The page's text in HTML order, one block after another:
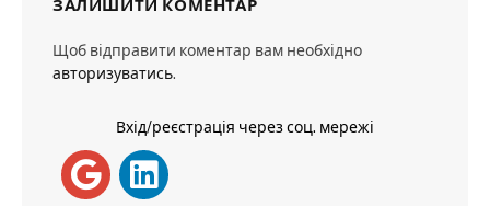
ЗАЛИШИТИ КОМЕНТАР
Щоб відправити коментар вам необхідно
авторизуватись.
Вхід/реєстрація через соц. мережі